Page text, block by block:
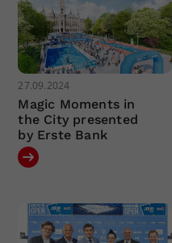
27.09.2024
Magic Moments in
the City presented
by Erste Bank